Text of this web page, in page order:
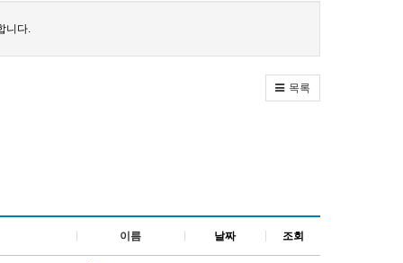
니다.
목록
이름 날짜 조회